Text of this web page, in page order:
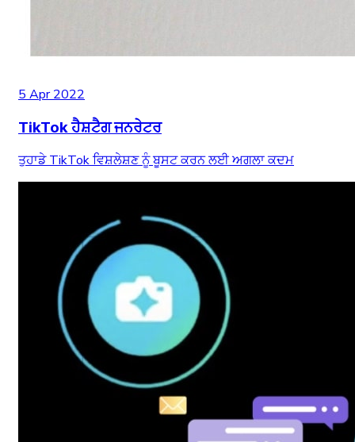
5 Apr 2022
TikTok ਹੈਸ਼ਟੈਗ ਜਨਰੇਟਰ
ਤੁਹਾਡੇ TikTok ਵਿਸ਼ਲੇਸ਼ਣ ਨੂੰ ਬੂਸਟ ਕਰਨ ਲਈ ਅਗਲਾ ਕਦਮ